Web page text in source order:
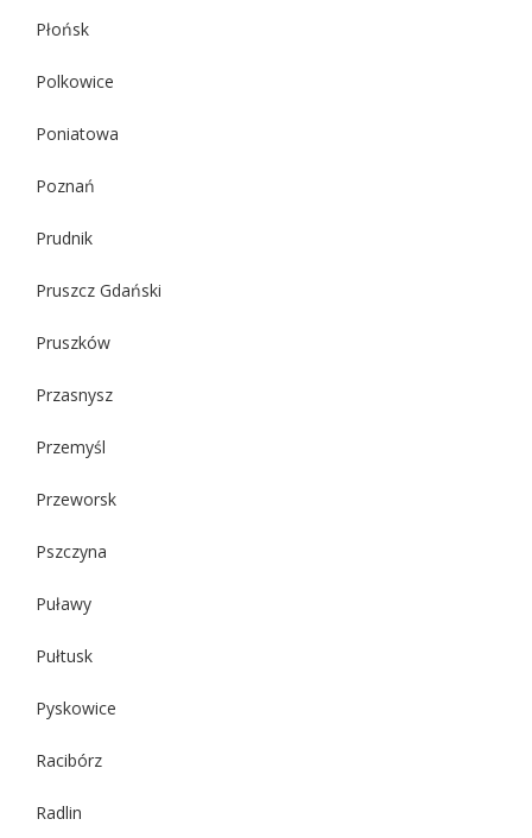
Płońsk
Polkowice
Poniatowa
Poznań
Prudnik
Pruszcz Gdański
Pruszków
Przasnysz
Przemyśl
Przeworsk
Pszczyna
Puławy
Pułtusk
Pyskowice
Racibórz
Radlin